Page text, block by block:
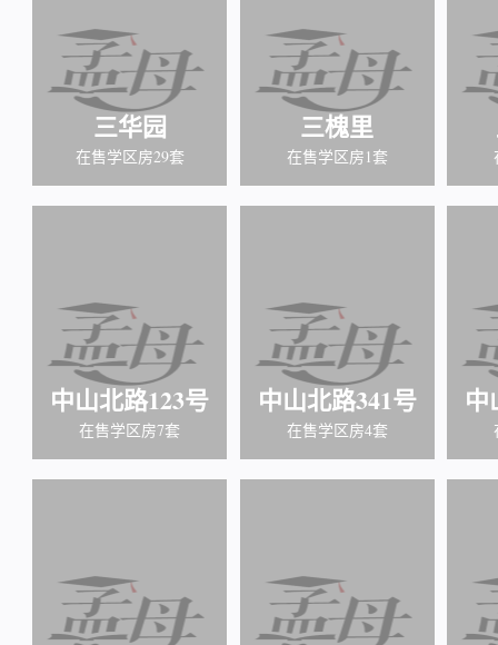
三华园
在售学区房29套
三槐里
在售学区房1套
中山北路123号
在售学区房7套
中山北路341号
在售学区房4套
中